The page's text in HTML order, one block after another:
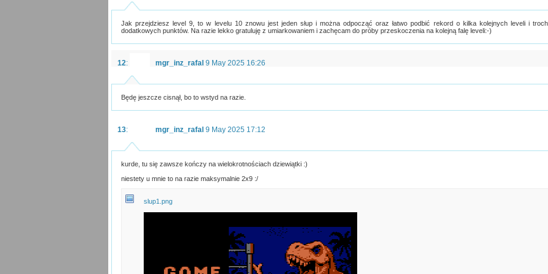
Jak przejdziesz level 9, to w levelu 10 znowu jest jeden słup i można odpocząć oraz łatwo podbić rekord o kilka kolejnych leveli i
dodatkowych punktów. Na razie lekko gratuluję z umiarkowaniem i zachęcam do próby przeskoczenia na kolejną falę leveli:-)
12: mgr_inz_rafal 9 May 2025 16:26
Będę jeszcze cisnął, bo to wstyd na razie.
13: mgr_inz_rafal 9 May 2025 17:12
kurde, tu się zawsze kończy na wielokrotnościach dziewiątki :)
niestety u mnie to na razie maksymalnie 2x9 :/
slup1.png